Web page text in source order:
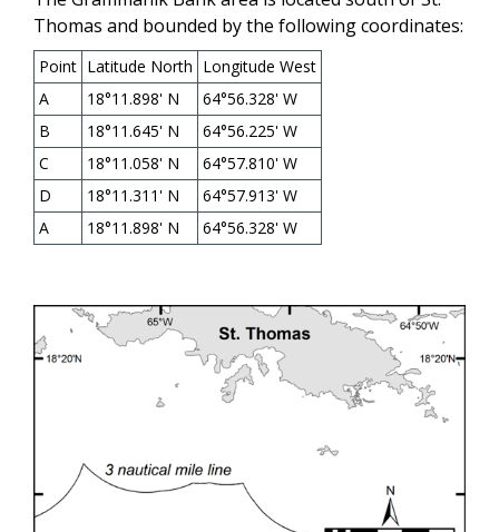
Thomas and bounded by the following coordinates:
Point Latitude North Longitude West
A
18°11.898' N
64°56.328' W
B
18°11.645' N
64°56.225' W
C
18°11.058' N
64°57.810' W
D
18°11.311' N
64°57.913' W
A
18°11.898' N 64°56.328' W